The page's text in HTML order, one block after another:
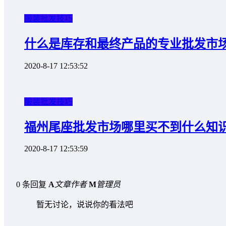
服装批发技巧
什么是库存和最终产品的专业批发市
2020-8-17 12:53:52
服装批发技巧
福州尾座批发市场哪里买不到什么知
2020-8-17 12:53:59
0 条回复 A文章作者 M管理员
暂无讨论，说说你的看法吧